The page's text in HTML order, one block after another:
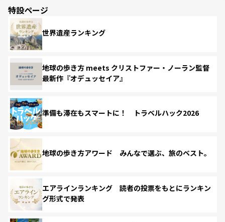
特設ページ
世界遺産ランキング
地球の歩き方 meets クリストファー・ノーラン監督
最新作『オデュッセイア』
準備も滞在もスマートに！ トラベルハック2026
地球の歩き方アワード みんなで選ぶ、旅のベスト。
エアラインランキング 読者の投票をもとにランキン
グ形式で発表